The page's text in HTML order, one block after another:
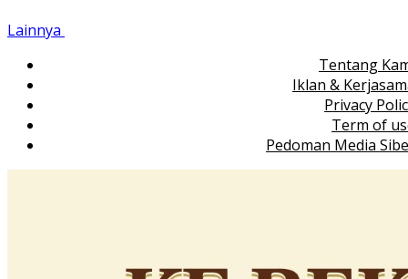
Lainnya
Tentang
Iklan &
Privacy
Term of
Pedoman Media